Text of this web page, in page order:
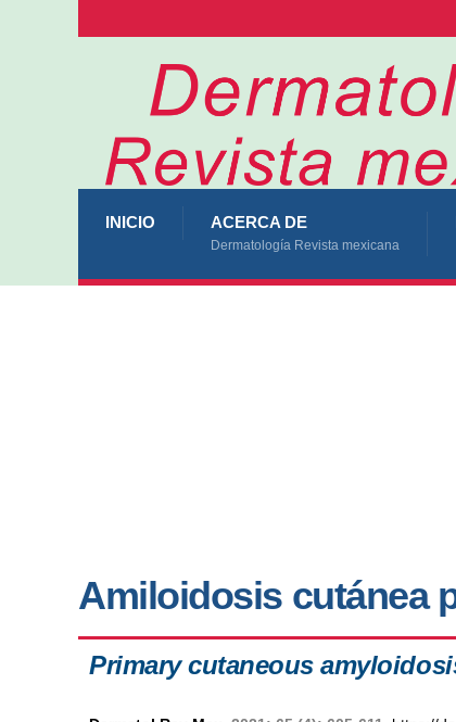
INICIO ACERCA DE
Dermatología Revista mexicana
Amiloidosis cutánea
Primary cutaneous